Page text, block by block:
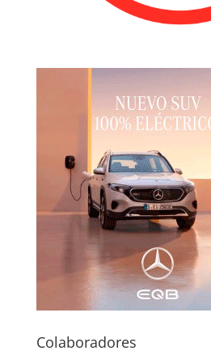
Colaboradores